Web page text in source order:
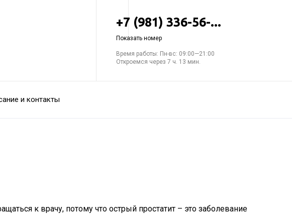
+7 (981) 336-56-...
Показать номер
Время работы: Пн-вс: 09:00—21:00
Откроемся через 7 ч. 13 мин.
и контакты
к врачу, потому что острый простатит – это заболевание